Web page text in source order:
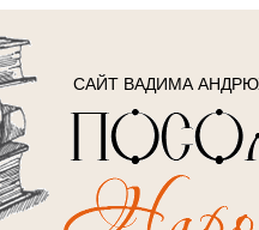
САЙТ ВАДИМА